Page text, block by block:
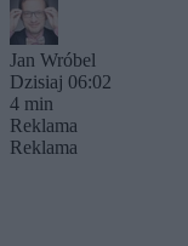
Jan Wróbel
Dzisiaj 06:02
4 min
Reklama
Reklama